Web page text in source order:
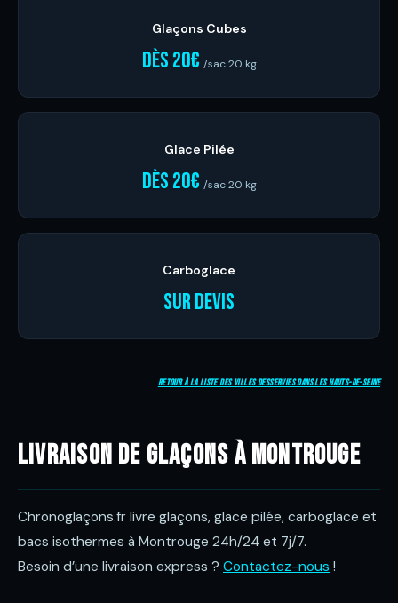
Glaçons Cubes
dès 20€ /sac 20 kg
Glace Pilée
dès 20€ /sac 20 kg
Carboglace
Sur devis
Retour à la liste des villes desservies dans les Hauts-de-Seine
Livraison de glaçons à Montrouge
Chronoglaçons.fr livre glaçons, glace pilée, carboglace et
bacs isothermes à Montrouge 24h/24 et 7j/7.
Besoin d’une livraison express ? Contactez-nous !